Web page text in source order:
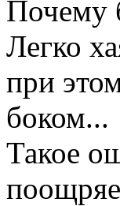
Почему
Легко
при
боком...
Такое